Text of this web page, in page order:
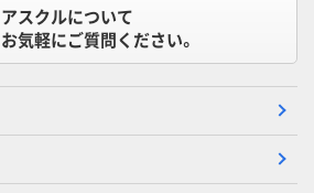
アスクルについて
お気軽にご質問ください。